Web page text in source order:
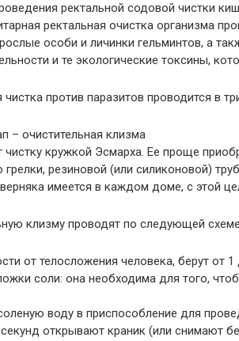
ректальной содовой чистки
ректальная очистка организма
особи и личинки гельминтов, а
и те экологические токсины,
чистка против паразитов проводится в
– очистительная клизма
кружкой Эсмарха. Ее проще
резиновой (или силиконовой)
имеется в каждом доме, с этой
клизму проводят по следующей
от телосложения человека, берут
соли: она необходима для того,
воду в приспособление для
открывают краник (или снимают